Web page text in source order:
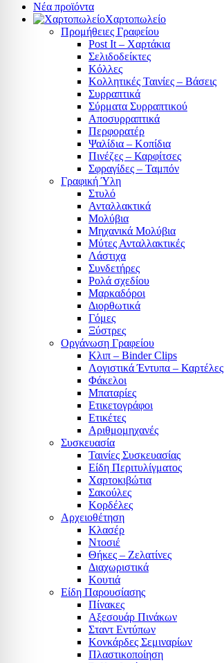
Νέα προϊόντα
Χαρτοπωλείο
Προμήθειες Γραφείου
Post It – Χαρτάκια
Σελιδοδείκτες
Κόλλες
Κολλητικές Ταινίες – Βάσεις
Συρραπτικά
Σύρματα Συρραπτικού
Αποσυρραπτικά
Περφορατέρ
Ψαλίδια – Κοπίδια
Πινέζες – Καρφίτσες
Σφραγίδες – Ταμπόν
Γραφική Ύλη
Στυλό
Ανταλλακτικά
Μολύβια
Μηχανικά Μολύβια
Μύτες Ανταλλακτικές
Λάστιχα
Συνδετήρες
Ρολά σχεδίου
Μαρκαδόροι
Διορθωτικά
Γόμες
Ξύστρες
Οργάνωση Γραφείου
Κλιπ – Binder Clips
Λογιστικά Έντυπα – Καρτέλες
Φάκελοι
Μπαταρίες
Ετικετογράφοι
Ετικέτες
Αριθμομηχανές
Συσκευασία
Ταινίες Συσκευασίας
Είδη Περιτυλίγματος
Χαρτοκιβώτια
Σακούλες
Κορδέλες
Αρχειοθέτηση
Κλασέρ
Ντοσιέ
Θήκες – Ζελατίνες
Διαχωριστικά
Κουτιά
Είδη Παρουσίασης
Πίνακες
Αξεσουάρ Πινάκων
Σταντ Εντύπων
Κονκάρδες Σεμιναρίων
Πλαστικοποίηση